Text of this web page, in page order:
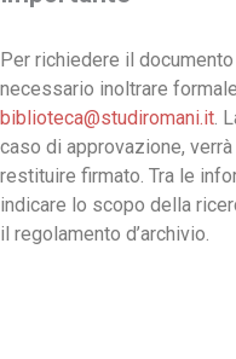
Per richiedere il
necessario inoltrare
biblioteca@studiromani.it.
caso di approvazione,
restituire firmato. Tra le
indicare lo scopo della
il regolamento d’archivio.